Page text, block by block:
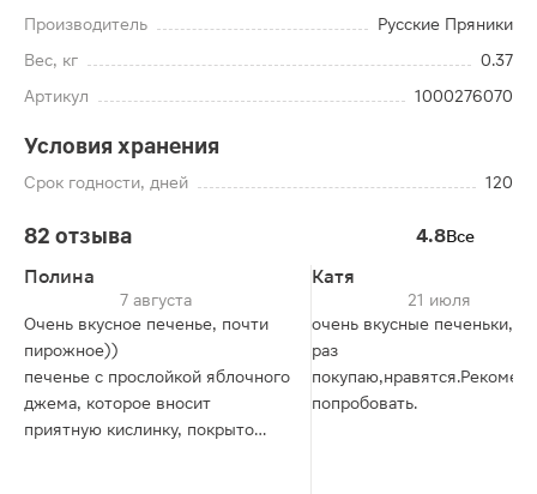
Производитель
Русские Пряники
Вес, кг
0.37
Артикул
1000276070
Условия хранения
Срок годности, дней 120
82 отзыва 4.8Все
Полина
7 августа
Очень вкусное печенье, почти
пирожное))
печенье с прослойкой яблочного
джема, которое вносит
приятную кислинку, покрыто
Катя
21 июля
очень вкусные
раз
попробовать.